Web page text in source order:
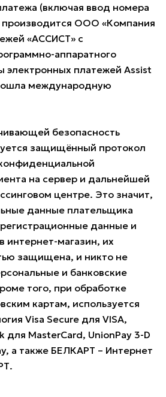
(включая ввод номера
производится ООО «Компания
«АССИСТ» с
аппаратного
электронных платежей Assist
международную
безопасность
защищённый протокол
на сервер и дальнейшей
центре. Это значит,
данные плательщика
данные и
интернет-магазин, их
защищена, и никто не
и банковские
того, при обработке
картам, используется
Visa Secure для VISA,
для MasterCard, UnionPay 3-D
а также БЕЛКАРТ – Интернет